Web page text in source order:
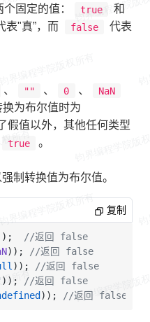
固定的值： true 和
表"真”，而 false
代表
、 "" 、 0 、 NaN
为布尔值时为
假值以外，其他任何类型
true
。
制转换值为布尔值。
复制
//返回 false
)); //返回 false
)); //返回 false
)); //返回 false
)); //返回 false